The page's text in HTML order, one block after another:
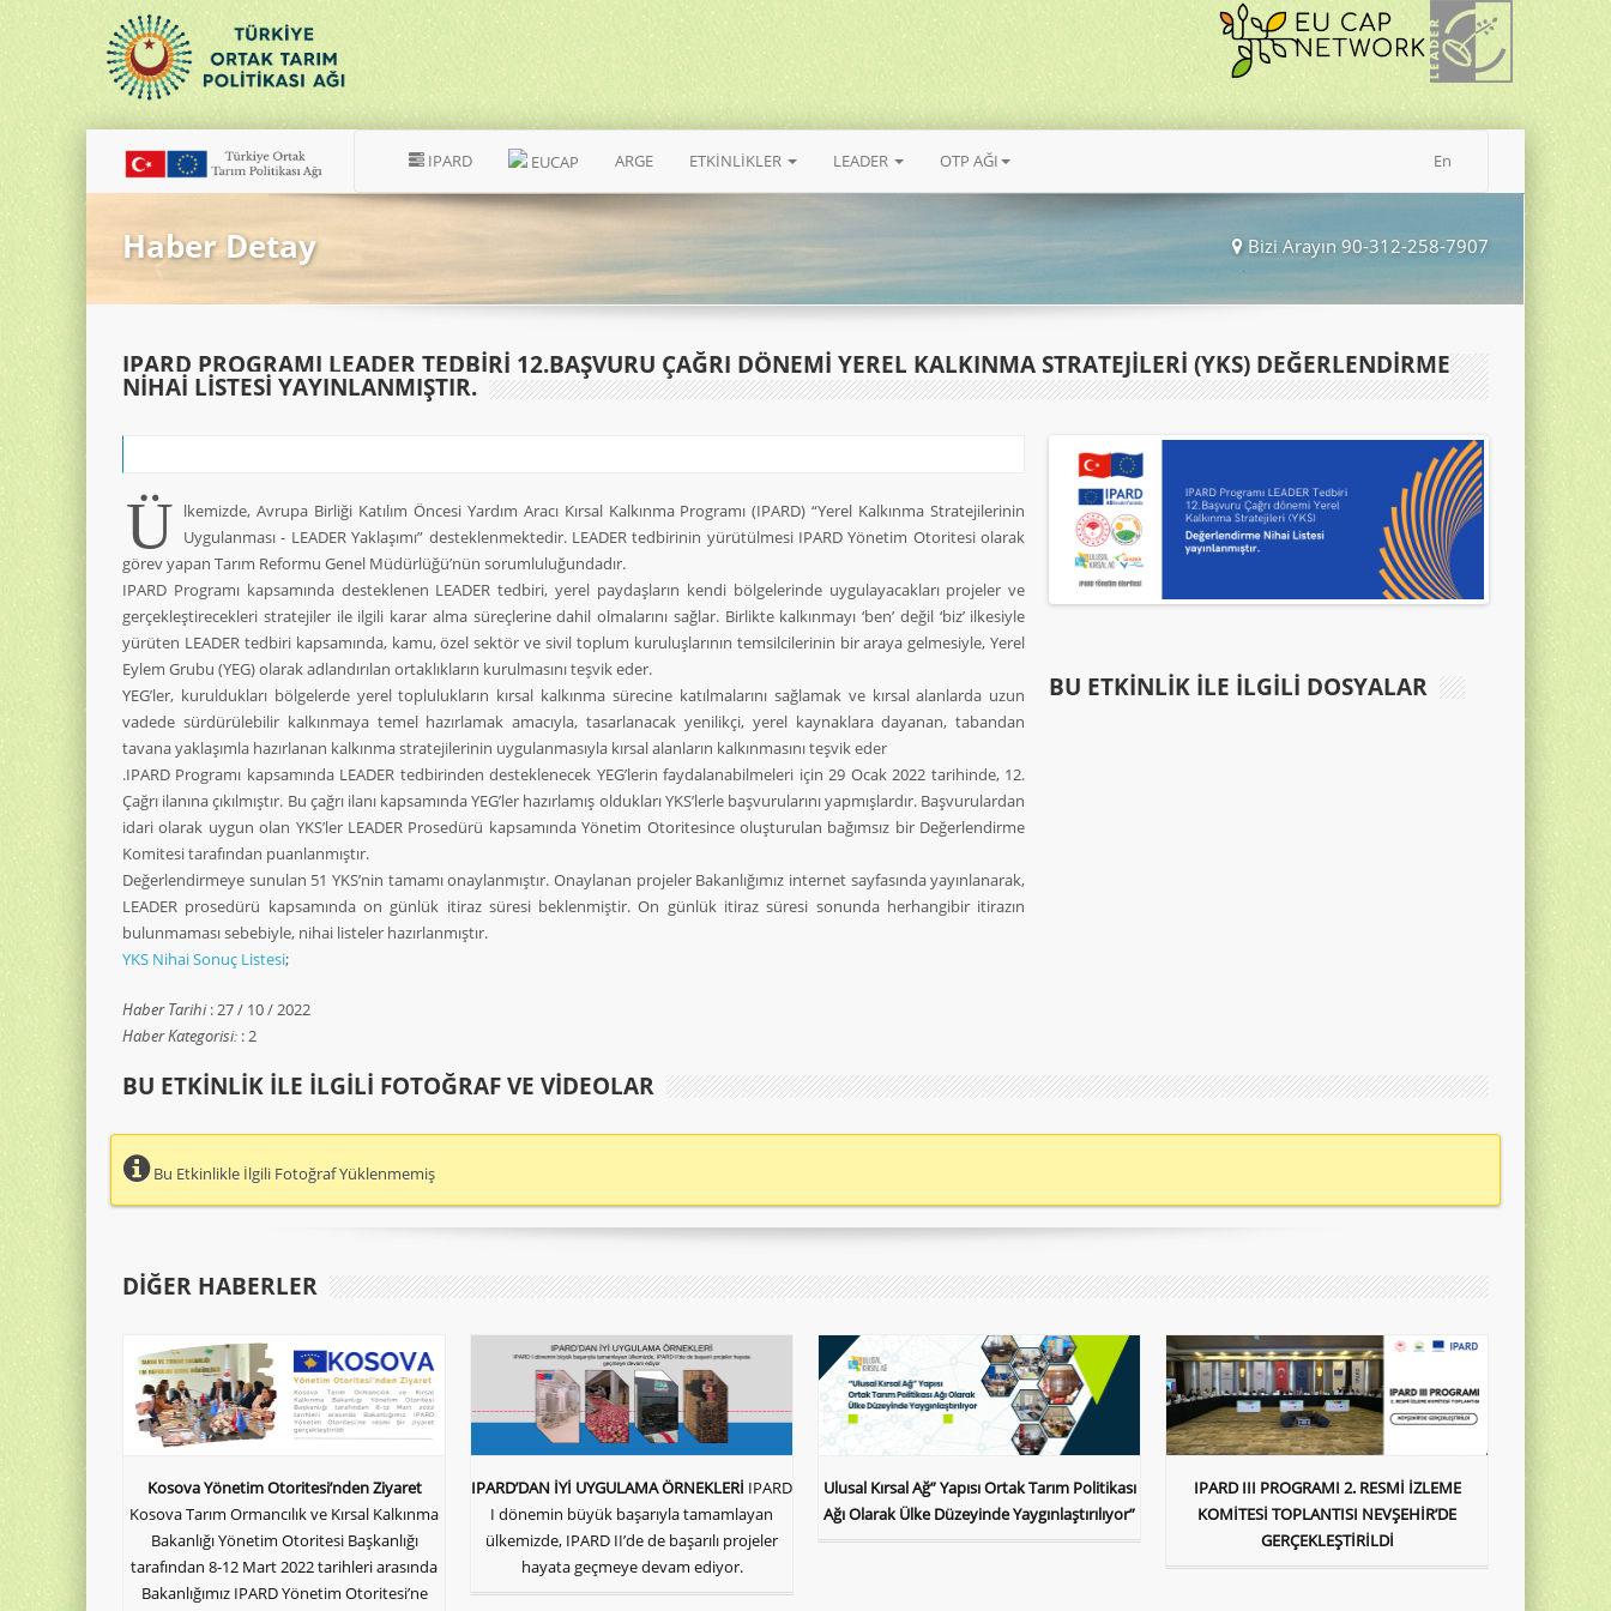
IPARD EUCAP ARGE ETKİNLİKLER LEADER OTP AĞI En
Haber Detay Bizi Arayın 90-312-258-7907
IPARD PROGRAMI LEADER TEDBIRI 12.BAŞVURU ÇAĞRI DÖNEMI YEREL KALKINMA STRATEJILERI (YKS) DEĞERLENDIRME
NIHAI LISTESI YAYINLANMIŞTIR.
Ü lkemizde, Avrupa Birliği Katılım Öncesi Yardım Aracı Kırsal Kalkınma Programı (IPARD) “Yerel Kalkınma Stratejilerinin
Uygulanması - LEADER Yaklaşımı” desteklenmektedir. LEADER tedbirinin yürütülmesi IPARD Yönetim Otoritesi olarak
görev yapan Tarım Reformu Genel Müdürlüğü’nün sorumluluğundadır.
IPARD Programı kapsamında desteklenen LEADER tedbiri, yerel paydaşların kendi bölgelerinde uygulayacakları projeler ve
gerçekleştirecekleri stratejiler ile ilgili karar alma süreçlerine dahil olmalarını sağlar. Birlikte kalkınmayı ‘ben’ değil ‘biz’ ilkesiyle
yürüten LEADER tedbiri kapsamında, kamu, özel sektör ve sivil toplum kuruluşlarının temsilcilerinin bir araya gelmesiyle, Yerel
Eylem Grubu (YEG) olarak adlandırılan ortaklıkların kurulmasını teşvik eder.
YEG’ler, kuruldukları bölgelerde yerel toplulukların kırsal kalkınma sürecine katılmalarını sağlamak ve kırsal alanlarda uzun
vadede sürdürülebilir kalkınmaya temel hazırlamak amacıyla, tasarlanacak yenilikçi, yerel kaynaklara dayanan, tabandan
tavana yaklaşımla hazırlanan kalkınma stratejilerinin uygulanmasıyla kırsal alanların kalkınmasını teşvik eder
.IPARD Programı kapsamında LEADER tedbirinden desteklenecek YEG’lerin faydalanabilmeleri için 29 Ocak 2022 tarihinde, 12.
Çağrı ilanına çıkılmıştır. Bu çağrı ilanı kapsamında YEG’ler hazırlamış oldukları YKS’lerle başvurularını yapmışlardır. Başvurulardan
idari olarak uygun olan YKS’ler LEADER Prosedürü kapsamında Yönetim Otoritesince oluşturulan bağımsız bir Değerlendirme
Komitesi tarafından puanlanmıştır.
Değerlendirmeye sunulan 51 YKS’nin tamamı onaylanmıştır. Onaylanan projeler Bakanlığımız internet sayfasında yayınlanarak,
LEADER prosedürü kapsamında on günlük itiraz süresi beklenmiştir. On günlük itiraz süresi sonunda herhangibir itirazın
bulunmaması sebebiyle, nihai listeler hazırlanmıştır.
YKS Nihai Sonuç Listesi;
Haber Tarihi: 27 / 10 / 2022
Haber Kategorisi: : 2
BU ETKINLIK ILE İLGILI DOSYALAR
BU ETKINLIK ILE İLGILI FOTOĞRAF VE VIDEOLAR
Bu Etkinlikle İlgili Fotoğraf Yüklenmemiş
DIĞER HABERLER
Kosova Yönetim Otoritesi’nden Ziyaret
Kosova Tarım Ormancılık ve Kırsal Kalkınma
Bakanlığı Yönetim Otoritesi Başkanlığı
tarafından 8-12 Mart 2022 tarihleri arasında
Bakanlığımız IPARD Yönetim Otoritesi’ne
IPARD’DAN İYİ UYGULAMA ÖRNEKLERİ IPARD
I dönemin büyük başarıyla tamamlayan
ülkemizde, IPARD II’de de başarılı projeler
hayata geçmeye devam ediyor.
Ulusal Kırsal Ağ” Yapısı Ortak Tarım Politikası
Ağı Olarak Ülke Düzeyinde Yaygınlaştırılıyor”
IPARD III PROGRAMI 2. RESMİ İZLEME
KOMİTESİ TOPLANTISI NEVŞEHİR’DE
GERÇEKLEŞTİRİLDİ